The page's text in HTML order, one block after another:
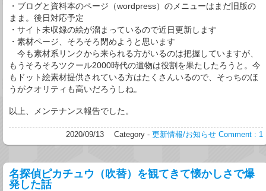
・ブログと資料本のページ（wordpress）のメニューはまだ旧版の
まま。後日対応予定
・サイト未収録の絵が溜まっているので近日更新します
・素材ページ、そろそろ閉めようと思います
今も素材系リンクから来られる方がいるのは把握していますが、
もうそろそろツクール2000時代の遺物は役割を果たしたろうと。今
もドット絵素材提供されている方はたくさんいるので、そっちのほ
うがクオリティも高いだろうしね。
以上、メンテナンス報告でした。
2020/09/13 Category - 更新情報/お知らせ Comment : 1
名探偵ピカチュウ（吹替）を観てきて懐かしさで爆
発した話